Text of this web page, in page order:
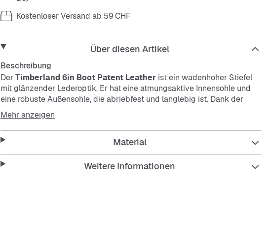
Kostenloser Versand ab 59 CHF
Über diesen Artikel
Beschreibung
DerTimberland 6in Boot Patent Leather ist ein wadenhoher Stiefel
mit glänzender Lederoptik. Er hat eine atmungsaktive Innensohle und
eine robuste Außensohle, die abriebfest und langlebig ist. Dank der
hohen Traktion bist du sicher unterwegs, auch auf rutschigem
Untergrund.
Mehr anzeigen
Material
Weitere Informationen